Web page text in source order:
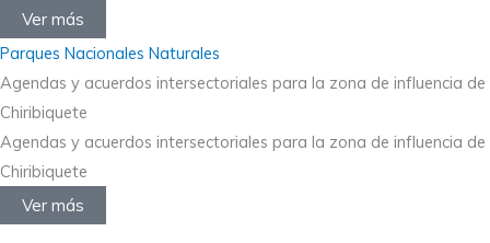
Ver más
Parques Nacionales Naturales
Agendas y acuerdos intersectoriales para la zona de influencia de
Chiribiquete
Agendas y acuerdos intersectoriales para la zona de influencia de
Chiribiquete
Ver más